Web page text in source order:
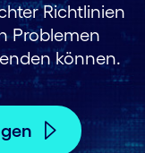
Richtlinien
Problemen
können.